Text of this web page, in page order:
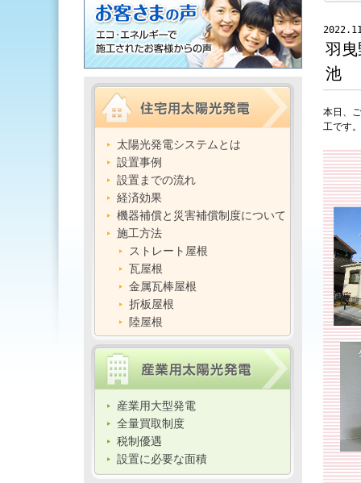
太陽光発電システムとは
設置事例
設置までの流れ
経済効果
機器補償と災害補償制度について
施工方法
ストレート屋根
瓦屋根
金属瓦棒屋根
折板屋根
陸屋根
産業用大型発電
全量買取制度
税制優遇
設置に必要な面積
羽
池
本日、
工です。